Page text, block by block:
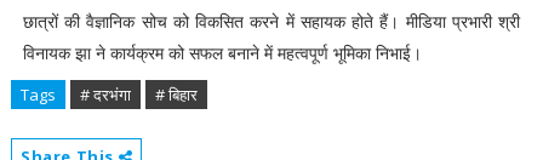
छात्रों की वैज्ञानिक सोच को विकसित करने में सहायक होते हैं। मीडिया प्रभारी श्री
विनायक झा ने कार्यक्रम को सफल बनाने में महत्वपूर्ण भूमिका निभाई।
Tags # दरभंगा # बिहार